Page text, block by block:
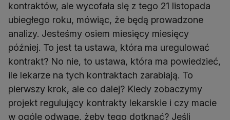
kontraktów, ale wycofała się z tego 21 listopada
ubiegłego roku, mówiąc, że będą prowadzone
analizy. Jesteśmy osiem miesięcy miesięcy
później. To jest ta ustawa, która ma uregulować
kontrakt? No nie, to ustawa, która ma powiedzieć,
ile lekarze na tych kontraktach zarabiają. To
pierwszy krok, ale co dalej? Kiedy zobaczymy
projekt regulujący kontrakty lekarskie i czy macie
w ogóle odwagę, żeby tego dotknąć? Jeśli